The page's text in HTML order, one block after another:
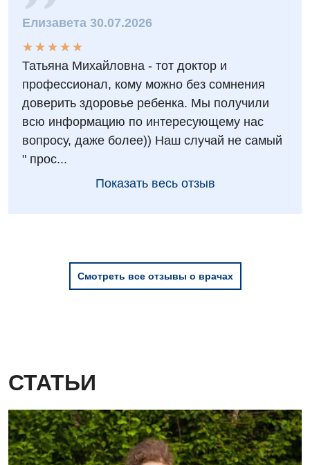
Урологическое отделение
Физиотерапия
Хирургическое отделение
Эндокринология
Для детей
Детская аллергология
Детская кардиоревматология
Детская неврология
Детская офтальмология
Детская хирургия
Детская эндокринология
Елизавета 30.07.2026
★
★
★
★
★
★ ★ ★ ★ ★
Татьяна Михайловна - тот доктор и
профессионал, кому можно без сомнения
доверить здоровье ребенка. Мы получили
всю информацию по интересующему нас
вопросу, даже более)) Наш случай не самый
" прос...
Показать весь отзыв
Смотреть все отзывы о врачах
СТАТЬИ